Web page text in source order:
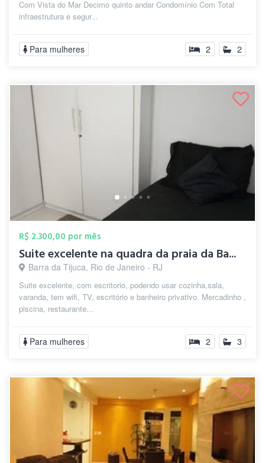
Com Vista do Mar Decimo quinto andar Condomínio Com Total
infraestrutura e segur...
Para mulheres 2 2
R$ 2.300,00 por mês
Suite excelente na quadra da praia da Ba...
Barra da Tijuca, Rio de Janeiro - RJ
Suite excelente, com escritorio, podendo usar cozinha,sala,
varanda, tem wifi, TV, escritório e banheiro privativo. Mercadinho ,
piscina, restaurante...
Para mulheres 2 3